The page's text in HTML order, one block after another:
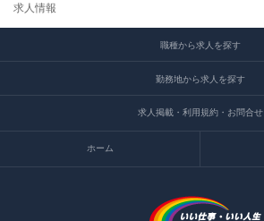
求人情報
職種から求人を探す
勤務地から求人を探す
求人掲載・利用規約・お問合せ
ホーム